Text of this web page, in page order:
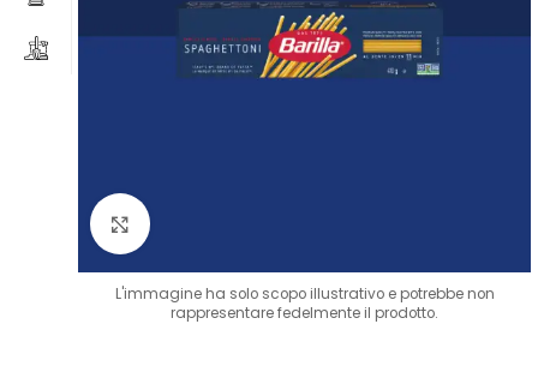
L'immagine ha solo scopo illustrativo e potrebbe non
rappresentare fedelmente il prodotto.